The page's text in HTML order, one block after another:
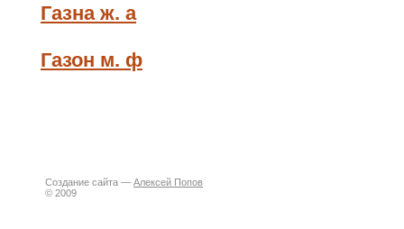
Газна ж. а
Газон м. ф
Создание сайта — Алексей Попов
© 2009